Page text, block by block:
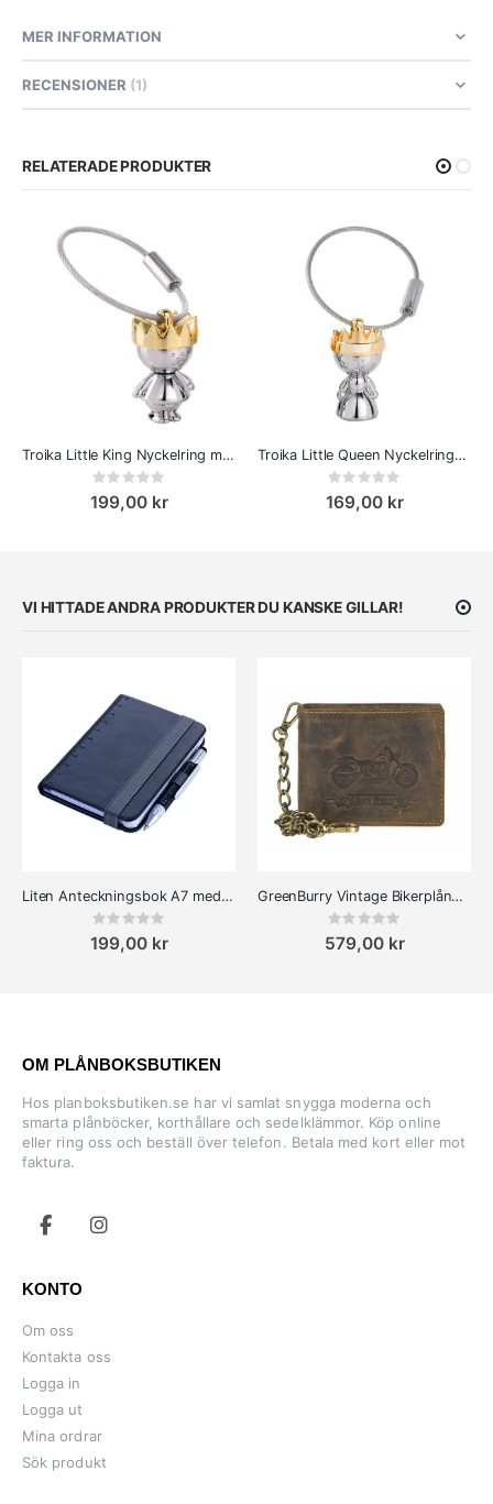
MER INFORMATION
RECENSIONER 1
RELATERADE PRODUKTER
Troika Little King Nyckelring med Kung
Rating:
199,00 kr
Troika Little Queen Nyckelring Drottning med gyllene krona
Rating:
169,00 kr
VI HITTADE ANDRA PRODUKTER DU KANSKE GILLAR!
Liten Anteckningsbok A7 med penna - Troika Svart
Rating:
199,00 kr
GreenBurry Vintage Bikerplånbok - Bike
Rating:
579,00 kr
OM PLÅNBOKSBUTIKEN
Hos planboksbutiken.se har vi samlat snygga moderna och
smarta plånböcker, korthållare och sedelklämmor. Köp online
eller ring oss och beställ över telefon. Betala med kort eller mot
faktura.
KONTO
Om oss
Kontakta oss
Logga in
Logga ut
Mina ordrar
Sök produkt